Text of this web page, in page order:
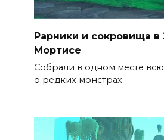
Рарники и сокровища в
Мортисе
Собрали в одном месте
о редких монстрах